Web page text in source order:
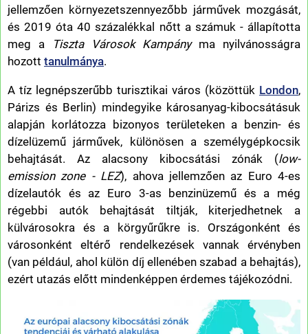
jellemzően környezetszennyezőbb járművek mozgását,
és 2019 óta 40 százalékkal nőtt a számuk - állapította
meg a
Tiszta Városok Kampányma nyilvánosságra
hozott tanulmánya.
A tíz legnépszerűbb turisztikai város (közöttük London,
Párizs és Berlin) mindegyike károsanyag-kibocsátásuk
alapján korlátozza bizonyos területeken a benzin- és
dízelüzemű járművek, különösen a személygépkocsik
behajtását. Az alacsony kibocsátási zónák (low-
emission zone - LEZ), ahova jellemzően az Euro 4-es
dízelautók és az Euro 3-as benzinüzemű és a még
régebbi autók behajtását tiltják, kiterjedhetnek a
külvárosokra és a körgyűrűkre is. Országonként és
városonként eltérő rendelkezések vannak érvényben
(van például, ahol külön díj ellenében szabad a behajtás),
ezért utazás előtt mindenképpen érdemes tájékozódni.